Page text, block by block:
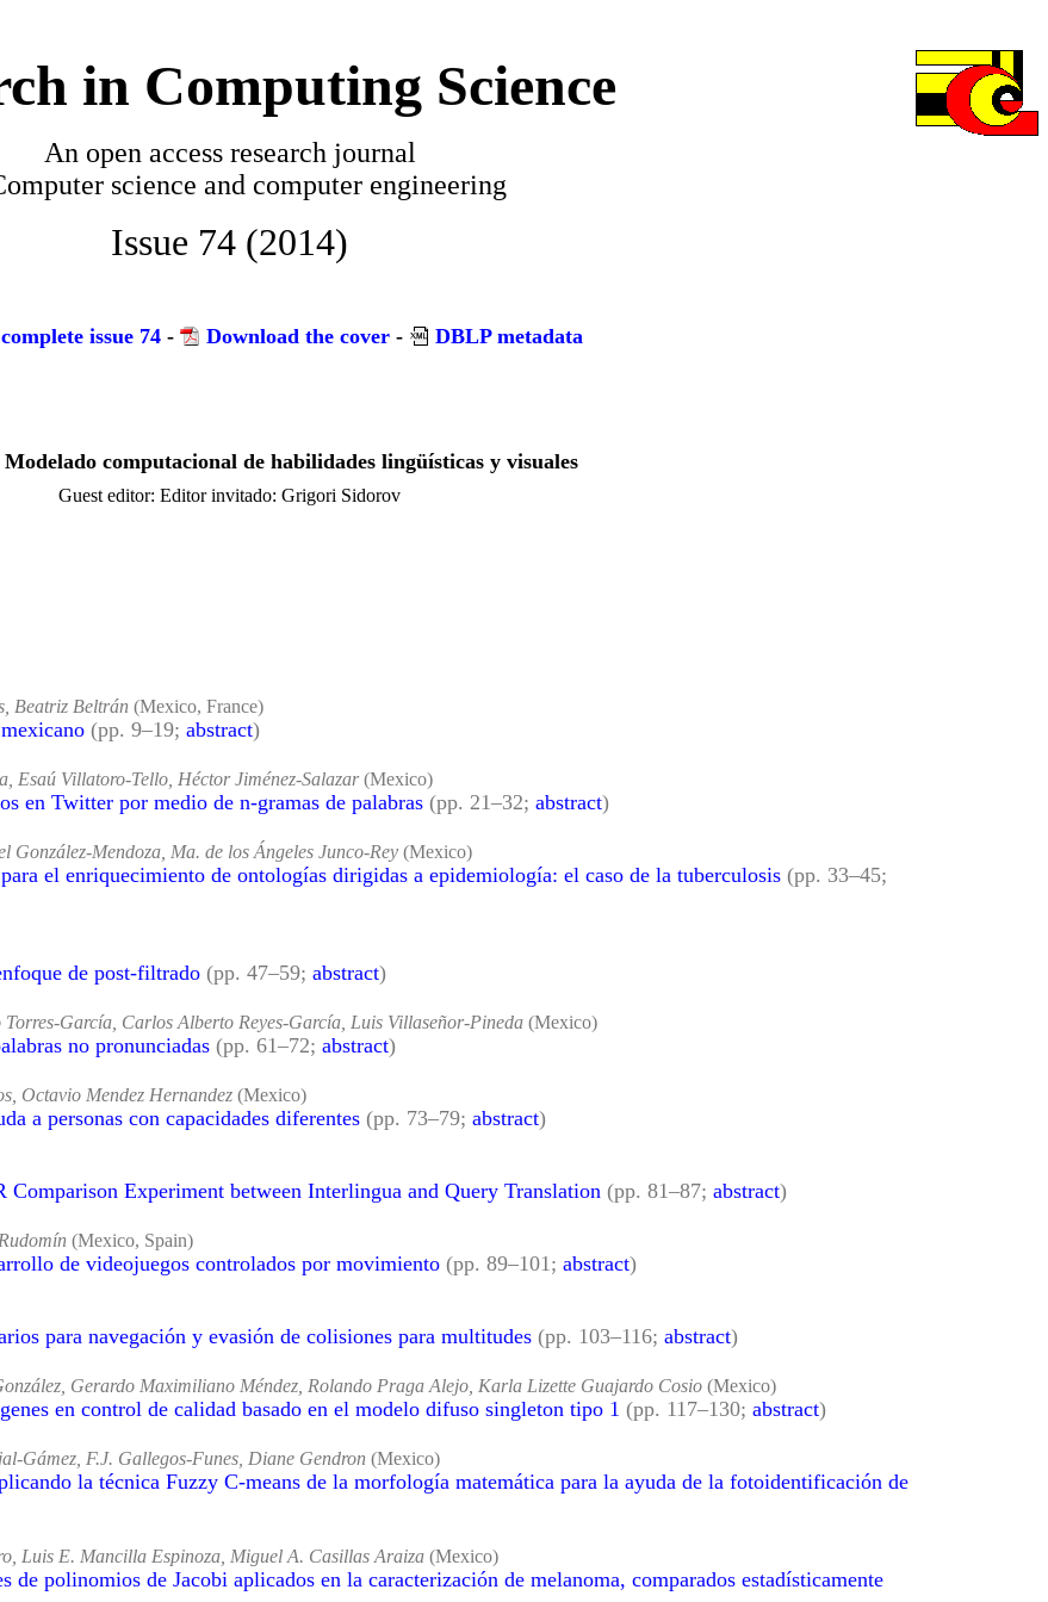
in Computing Science
An open access research journal
science and computer engineering
Issue 74 (2014)
issue 74 - Download the cover - DBLP metadata
Modelado computacional de habilidades lingüísticas y visuales
Editor invitado: Grigori Sidorov
Beatriz Beltrán (Mexico, France)
(pp. 9–19; abstract)
Esaú Villatoro-Tello, Héctor Jiménez-Salazar(Mexico)
en Twitter por medio de n-gramas de palabras (pp. 21–32; abstract)
Mendoza, Ma. de los Ángeles Junco-Rey (Mexico)
el enriquecimiento de ontologías dirigidas a epidemiología: el caso de la tuberculosis (pp. 33–45;
de post-filtrado (pp. 47–59; abstract)
García, Carlos Alberto Reyes-García, Luis Villaseñor-Pineda (Mexico)
no pronunciadas (pp. 61–72; abstract)
Octavio Mendez Hernandez (Mexico)
a personas con capacidades diferentes (pp. 73–79; abstract)
Experiment between Interlingua and Query Translation (pp. 81–87; abstract)
(Mexico, Spain)
de videojuegos controlados por movimiento (pp. 89–101; abstract)
para navegación y evasión de colisiones para multitudes (pp. 103–116; abstract)
Gerardo Maximiliano Méndez, Rolando Praga Alejo, Karla Lizette Guajardo Cosio (Mexico)
en control de calidad basado en el modelo difuso singleton tipo 1 (pp. 117–130; abstract)
Gámez, F.J. Gallegos-Funes, Diane Gendron (Mexico)
la técnica Fuzzy C-means de la morfología matemática para la ayuda de la fotoidentificación de
Luis E. Mancilla Espinoza, Miguel A. Casillas Araiza (Mexico)
de polinomios de Jacobi aplicados en la caracterización de melanoma, comparados estadísticamente